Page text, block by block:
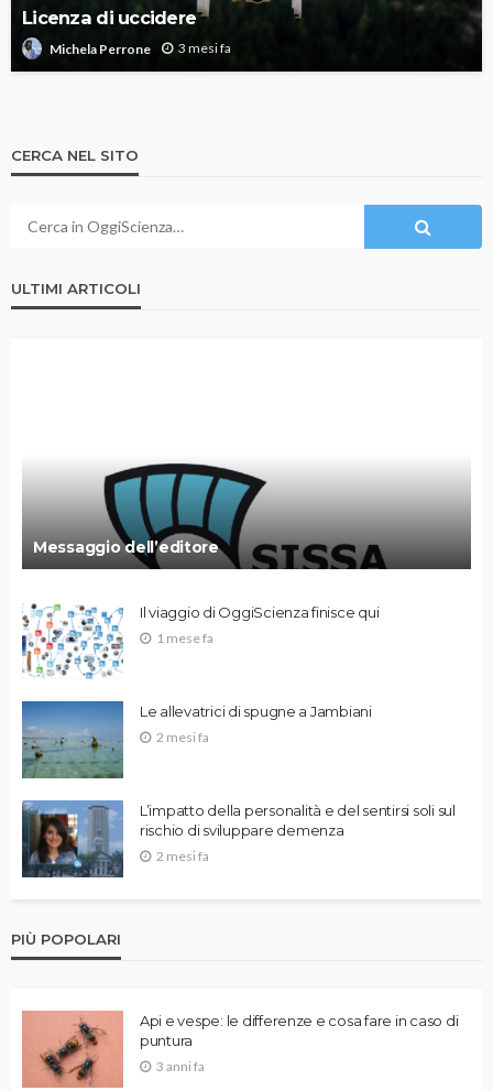
Licenza di uccidere
Michela Perrone 3 mesi fa
CERCA NEL SITO
ULTIMI ARTICOLI
Messaggio dell’editore
Il viaggio di OggiScienza finisce qui
1 mese fa
Le allevatrici di spugne a Jambiani
2 mesi fa
L’impatto della personalità e del sentirsi soli sul
rischio di sviluppare demenza
2 mesi fa
PIÙ POPOLARI
Api e vespe: le differenze e cosa fare in caso di
puntura
3 anni fa